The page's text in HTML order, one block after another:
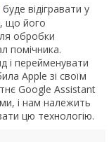
буде відігравати у
що його
обробки
помічника.
і перейменувати
Apple зі своїм
Google Assistant
і нам належить
цю технологію.